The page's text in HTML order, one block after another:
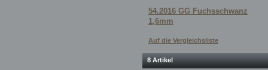
54.2016 GG Fuchsschwanz
1,6mm
Auf die Vergleichsliste
8 Artikel